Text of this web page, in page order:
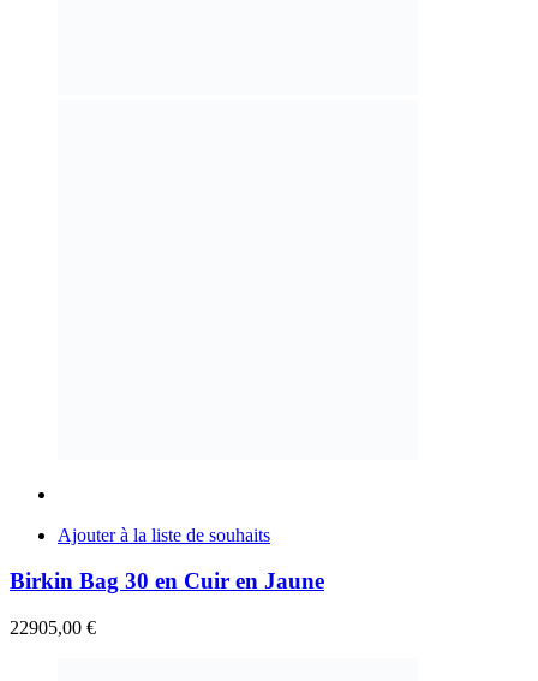
Ajouter à la liste de souhaits
Birkin Bag 30 en Cuir en Jaune
22905,00 €